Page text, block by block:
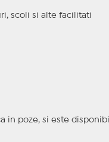
scoli si alte facilitati
in poze, si este